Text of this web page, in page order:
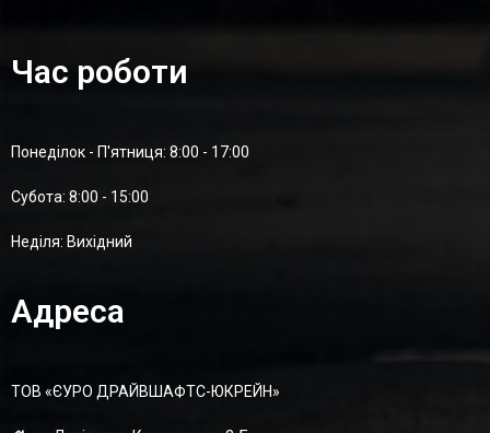
Час роботи
Понеділок - П'ятниця: 8:00 - 17:00
Суботa: 8:00 - 15:00
Неділя: Вихідний
Адреса
ТОВ «ЄУРО ДРАЙВШАФТC-ЮКРЕЙН»